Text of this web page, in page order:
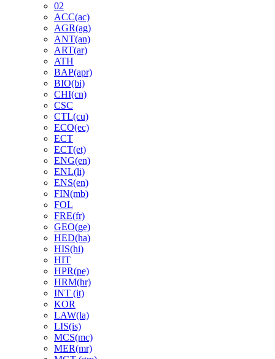
02
ACC(ac)
AGR(ag)
ANT(an)
ART(ar)
ATH
BAP(apr)
BIO(bi)
CHI(cn)
CSC
CTL(cu)
ECO(ec)
ECT
ECT(et)
ENG(en)
ENL(li)
ENS(en)
FIN(mb)
FOL
FRE(fr)
GEO(ge)
HED(ha)
HIS(hi)
HIT
HPR(pe)
HRM(hr)
INT (it)
KOR
LAW(la)
LIS(is)
MCS(mc)
MER(mr)